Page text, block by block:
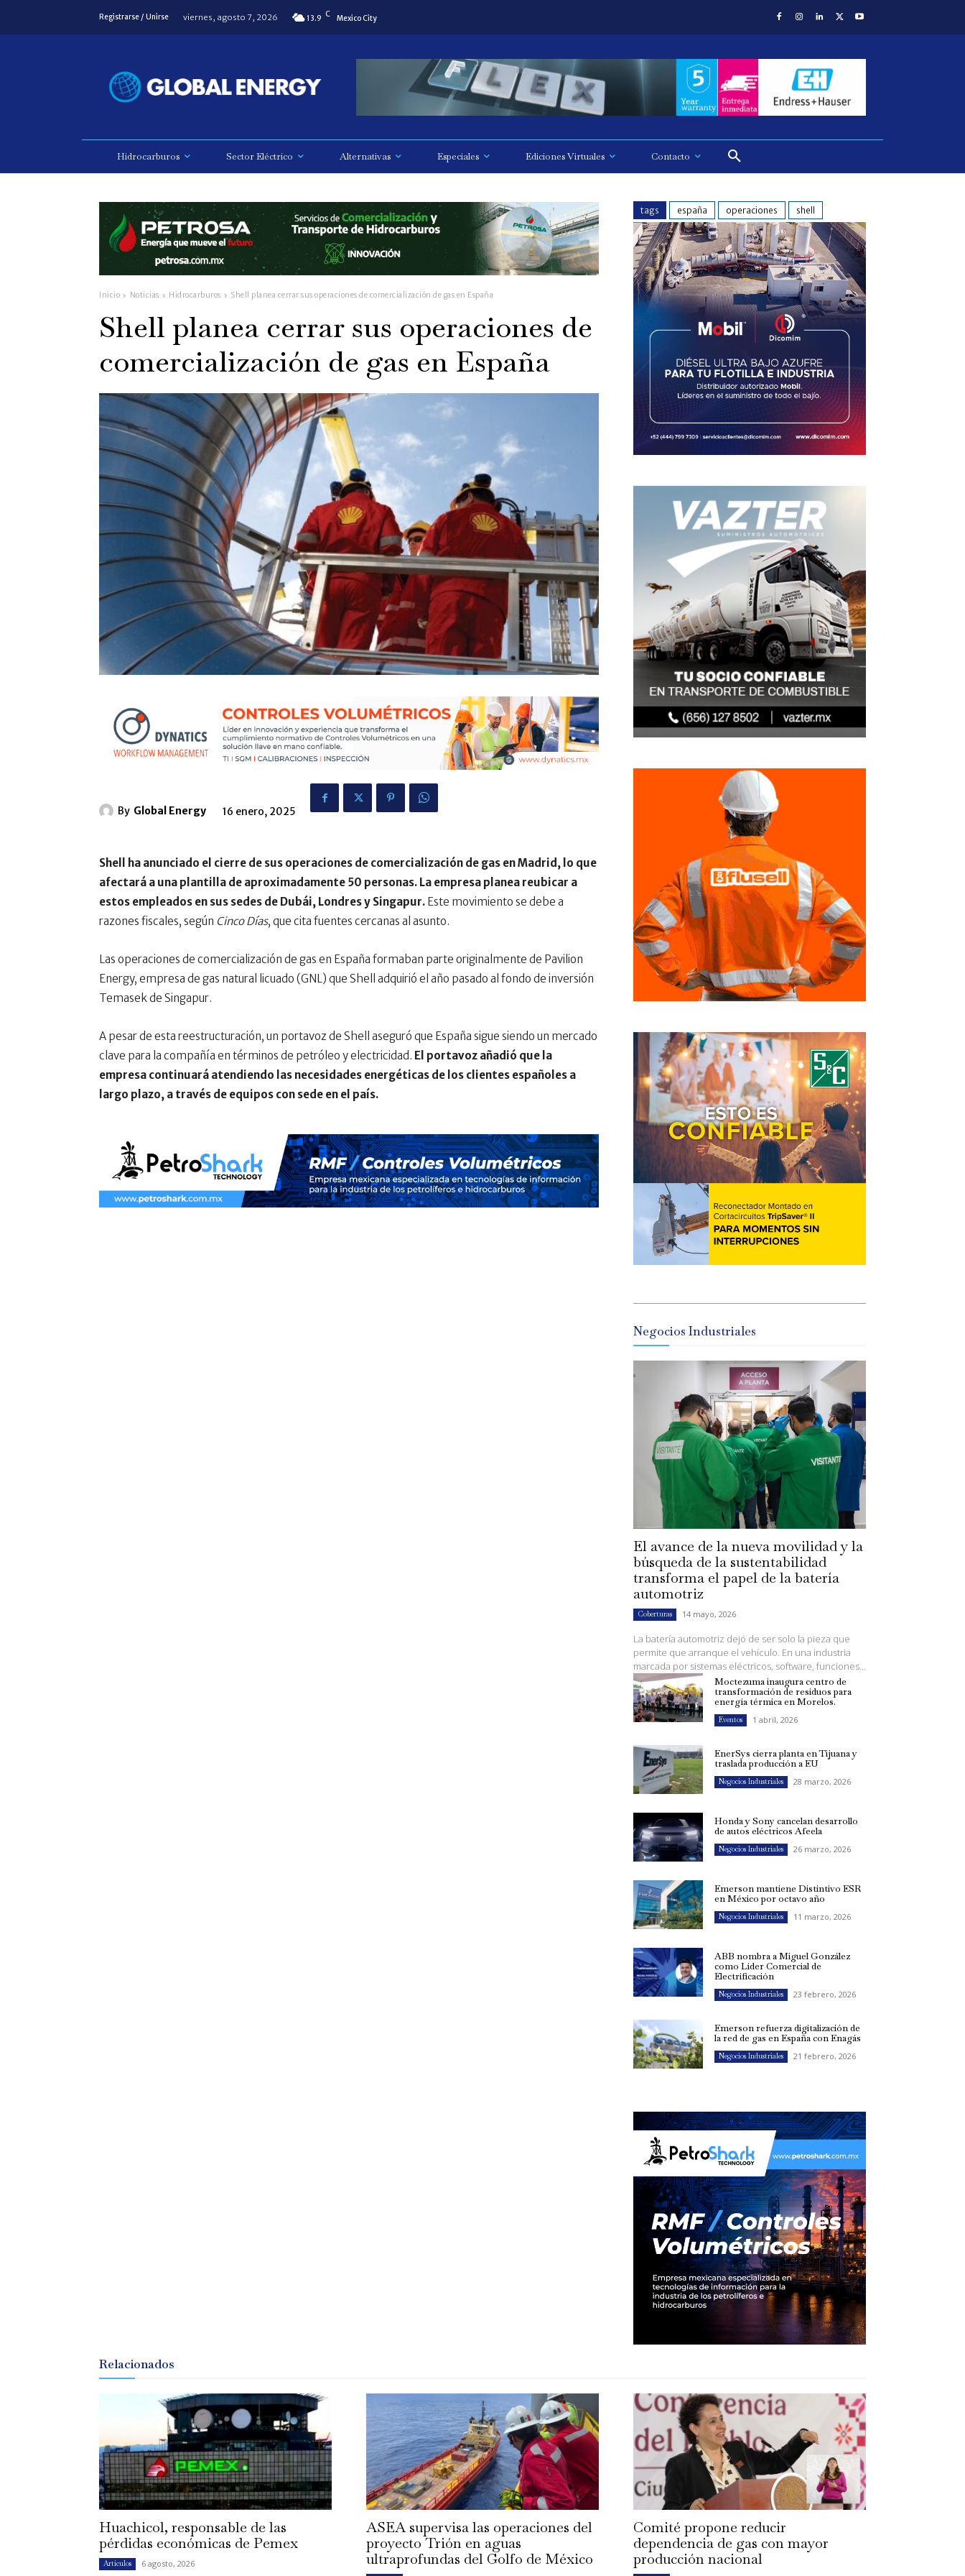
Registrarse / Unirse viernes, agosto 7, 2026 13.9 C Mexico City
Hidrocarburos Sector Eléctrico Alternativas Especiales Ediciones Virtuales Contacto
Inicio Noticias Hidrocarburos Shell planea cerrar sus operaciones de comercialización de gas en España
Shell planea cerrar sus operaciones de
comercialización de gas en España
By Global Energy 16 enero, 2025
Shell ha anunciado el cierre de sus operaciones de comercialización de gas en Madrid, lo que
afectará a una plantilla de aproximadamente 50 personas. La empresa planea reubicar a
estos empleados en sus sedes de Dubái, Londres y Singapur. Este movimiento se debe a
razones fiscales, según Cinco Días, que cita fuentes cercanas al asunto.
Las operaciones de comercialización de gas en España formaban parte originalmente de Pavilion
Energy, empresa de gas natural licuado (GNL) que Shell adquirió el año pasado al fondo de inversión
Temasek de Singapur.
A pesar de esta reestructuración, un portavoz de Shell aseguró que España sigue siendo un mercado
clave para la compañía en términos de petróleo y electricidad. El portavoz añadió que la
empresa continuará atendiendo las necesidades energéticas de los clientes españoles a
largo plazo, a través de equipos con sede en el país.
tags españa operaciones shell
Negocios Industriales
El avance de la nueva movilidad y la
búsqueda de la sustentabilidad
transforma el papel de la batería
automotriz
Coberturas 14 mayo, 2026
La batería automotriz dejó de ser solo la pieza que
permite que arranque el vehículo. En una industria
marcada por sistemas eléctricos, software, funciones...
Moctezuma inaugura centro de
transformación de residuos para
energía térmica en Morelos.
Eventos 1 abril, 2026
EnerSys cierra planta en Tijuana y
traslada producción a EU
Negocios Industriales 28 marzo, 2026
Honda y Sony cancelan desarrollo
de autos eléctricos Afeela
Negocios Industriales 26 marzo, 2026
Emerson mantiene Distintivo ESR
en México por octavo año
Negocios Industriales 11 marzo, 2026
ABB nombra a Miguel González
como Líder Comercial de
Electrificación
Negocios Industriales 23 febrero, 2026
Emerson refuerza digitalización de
la red de gas en España con Enagás
Negocios Industriales 21 febrero, 2026
Relacionados
Huachicol, responsable de las
pérdidas económicas de Pemex
Artículos 6 agosto, 2026
ASEA supervisa las operaciones del
proyecto Trión en aguas
ultraprofundas del Golfo de México
Comité propone reducir
dependencia de gas con mayor
producción nacional